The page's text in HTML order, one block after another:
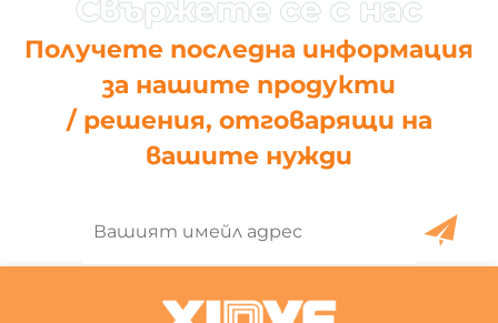
Получете последна информация
за нашите продукти
/ решения, отговарящи на
вашите нужди